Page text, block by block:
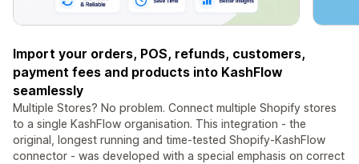
Import your orders, POS, refunds, customers,
payment fees and products into KashFlow
seamlessly
Multiple Stores? No problem. Connect multiple Shopify stores
to a single KashFlow organisation. This integration - the
original, longest running and time-tested Shopify-KashFlow
connector - was developed with a special emphasis on correct